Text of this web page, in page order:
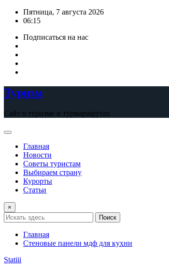
ПерейтиПятница, 7 августа 2026
06:15
Подписаться на нас
Туризм
Сайт о туризме и турмаршрутах
Главная
Новости
Советы туристам
Выбираем страну
Курорты
Статьи
×
Поиск
Главная
Стеновые панели мдф для кухни
Statiii